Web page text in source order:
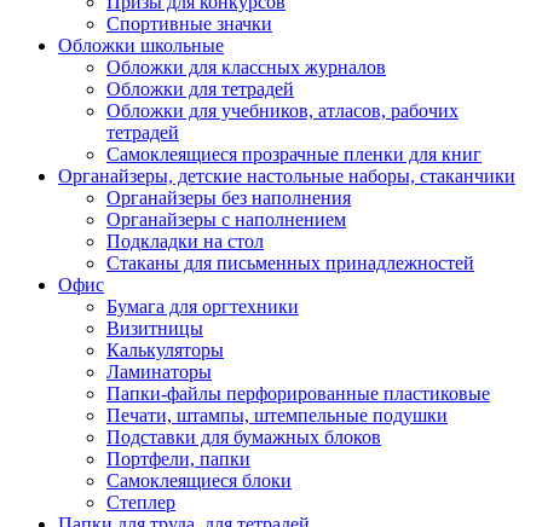
Спортивные значки
Обложки школьные
Обложки для классных журналов
Обложки для тетрадей
Обложки для учебников, атласов, рабочих
тетрадей
Самоклеящиеся прозрачные пленки для книг
Органайзеры, детские настольные наборы, стаканчики
Органайзеры без наполнения
Органайзеры с наполнением
Подкладки на стол
Стаканы для письменных принадлежностей
Офис
Бумага для оргтехники
Визитницы
Калькуляторы
Ламинаторы
Папки-файлы перфорированные пластиковые
Печати, штампы, штемпельные подушки
Подставки для бумажных блоков
Портфели, папки
Самоклеящиеся блоки
Степлер